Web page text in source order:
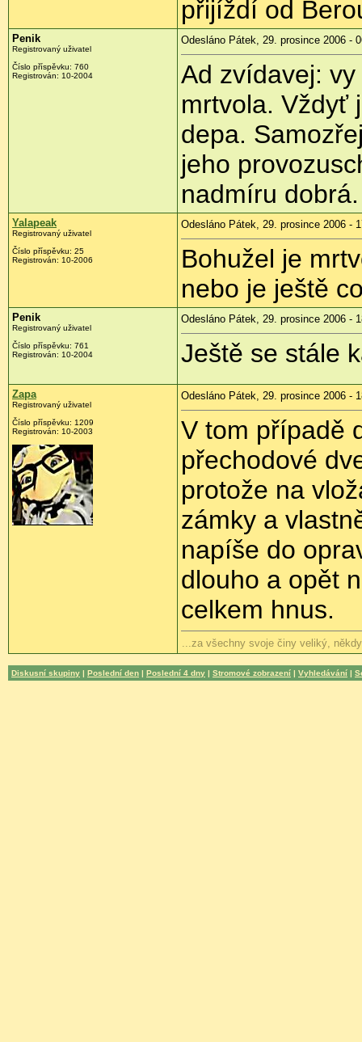
přijíždí od
Penik
Registrovaný uživatel
Číslo příspěvku: 760
Registrován: 10-2004
Odesláno Pátek, 29. prosince 2006 -
Ad zvídavej:
mrtvola. Vždyť
depa.
jeho
nadmíru dobrá.
Yalapeak
Registrovaný uživatel
Číslo příspěvku: 25
Registrován: 10-2006
Odesláno Pátek, 29. prosince 2006 -
Bohužel je
nebo je ještě
Penik
Registrovaný uživatel
Číslo příspěvku: 761
Registrován: 10-2004
Odesláno Pátek, 29. prosince 2006 -
Ještě se stále
Zapa
Registrovaný uživatel
Číslo příspěvku: 1209
Registrován: 10-2003
Odesláno Pátek, 29. prosince 2006 -
V tom případě
přechodové
protože na
zámky a
napíše do
dlouho a opět
celkem hnus.
...za všechny svoje činy veliký,
Diskusní skupiny | Poslední den | Poslední 4 dny | Stromové zobrazení | Vyhledávání |